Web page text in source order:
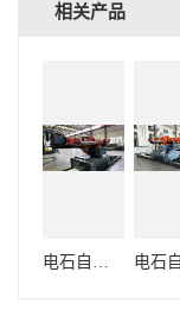
相关产品